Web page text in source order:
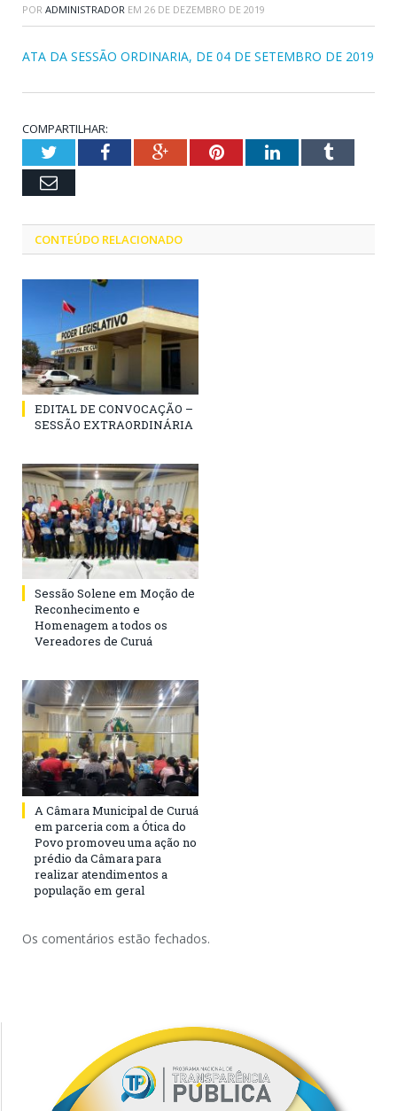
POR ADMINISTRADOR EM 26 DE DEZEMBRO DE 2019
ATA DA SESSÃO ORDINARIA, DE 04 DE SETEMBRO DE 2019
COMPARTILHAR:
TwitterFacebookGoogle+PinterestLinkedInTumblr
Email
CONTEÚDO RELACIONADO
EDITAL DE CONVOCAÇÃO –
SESSÃO EXTRAORDINÁRIA
Sessão Solene em Moção de
Reconhecimento e
Homenagem a todos os
Vereadores de Curuá
A Câmara Municipal de Curuá
em parceria com a Ótica do
Povo promoveu uma ação no
prédio da Câmara para
realizar atendimentos a
população em geral
Os comentários estão fechados.